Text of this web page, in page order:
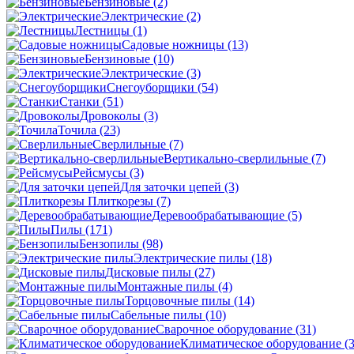
Электрические (2)
Лестницы (1)
Садовые ножницы (13)
Бензиновые (10)
Электрические (3)
Снегоуборщики (54)
Станки (51)
Дровоколы (3)
Точила (23)
Сверлильные (7)
Вертикально-сверлильные (7)
Рейсмусы (3)
Для заточки цепей (3)
Плиткорезы (7)
Деревообрабатывающие (5)
Пилы (171)
Бензопилы (98)
Электрические пилы (18)
Дисковые пилы (27)
Монтажные пилы (4)
Торцовочные пилы (14)
Сабельные пилы (10)
Сварочное оборудование (31)
Климатическое оборудование